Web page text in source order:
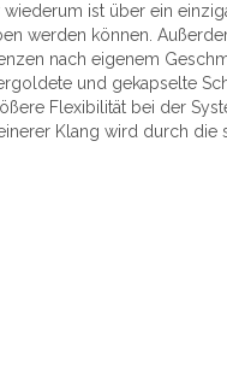
ist über ein
werden können.
nach eigenem
und gekapselte
Flexibilität bei der
Klang wird durch